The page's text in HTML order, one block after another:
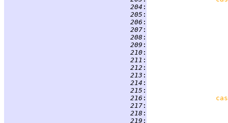
204 :
205 :
206 :
207 :
208 :
209 :
210 :
211 :
212 :
213 :
214 :
215 :
216 :
217 :
218 :
219 :